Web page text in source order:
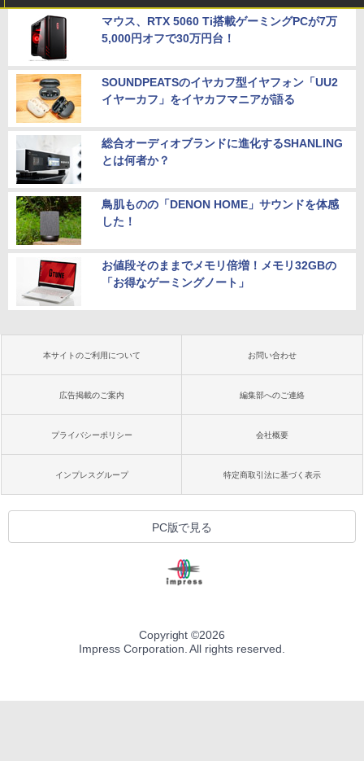
マウス、RTX 5060 Ti搭載ゲーミングPCが7万
5,000円オフで30万円台！
SOUNDPEATSのイヤカフ型イヤフォン「UU2
イヤーカフ」をイヤカフマニアが語る
総合オーディオブランドに進化するSHANLING
とは何者か？
鳥肌ものの「DENON HOME」サウンドを体感
した！
お値段そのままでメモリ倍増！メモリ32GBの
「お得なゲーミングノート」
本サイトのご利用について お問い合わせ
広告掲載のご案内 編集部へのご連絡
プライバシーポリシー 会社概要
インプレスグループ 特定商取引法に基づく表示
PC版で見る
Copyright ©2026
Impress Corporation. All rights reserved.